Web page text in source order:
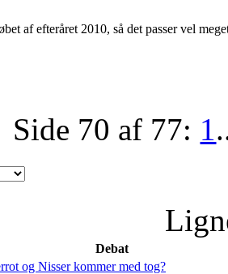
af efteråret 2010, så det passer vel
Side 70 af 77: 1
Debat
og Nisser kommer med tog?